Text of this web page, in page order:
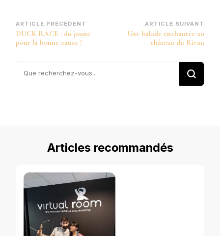
Navigation
d’article
ARTICLE PRÉCÉDENT
DUCK RACE : du jaune
pour la bonne cause !
ARTICLE SUIVANT
Une balade enchantée au
château du Rivau
Articles recommandés